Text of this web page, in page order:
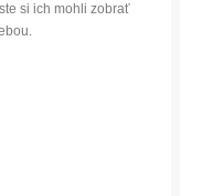
si ich mohli zobrať